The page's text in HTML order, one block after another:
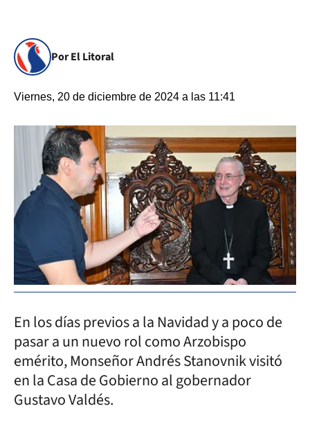
Por El Litoral
Viernes, 20 de diciembre de 2024 a las 11:41
En los días previos a la Navidad y a poco de
pasar a un nuevo rol como Arzobispo
emérito, Monseñor Andrés Stanovnik visitó
en la Casa de Gobierno al gobernador
Gustavo Valdés.